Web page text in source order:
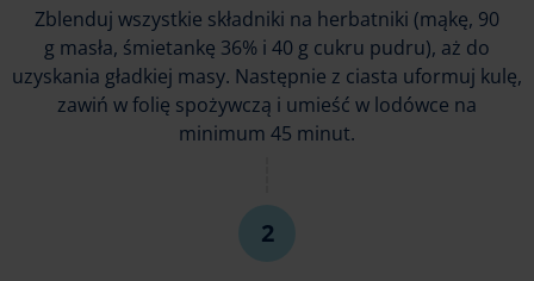
Zblenduj wszystkie składniki na herbatniki (mąkę, 90
g masła, śmietankę 36% i 40 g cukru pudru), aż do
uzyskania gładkiej masy. Następnie z ciasta uformuj kulę,
zawiń w folię spożywczą i umieść w lodówce na
minimum 45 minut.